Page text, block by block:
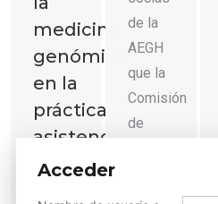
medicina
genómica
en la
práctica
asistencial”
Entrevista
de la
AEGH
que la
Comisión
de
vuestra
Acceder